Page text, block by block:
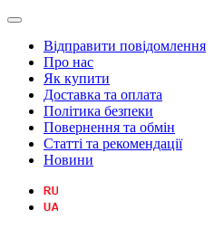
Відправити повідомлення
Про нас
Як купити
Доставка та оплата
Політика безпеки
Повернення та обмін
Статті та рекомендації
Новини